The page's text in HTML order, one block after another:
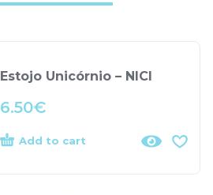
Estojo Unicórnio – NICI
6.50€
Add to cart